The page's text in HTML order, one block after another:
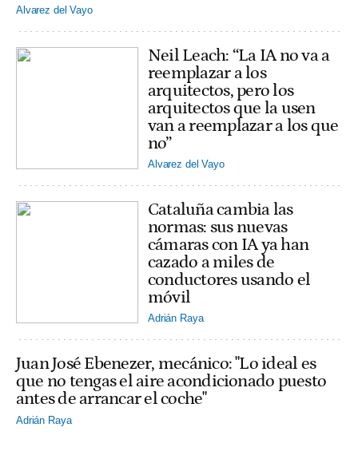
Alvarez del Vayo
Neil Leach: “La IA no va a
reemplazar a los
arquitectos, pero los
arquitectos que la usen
van a reemplazar a los que
no”
Alvarez del Vayo
Cataluña cambia las
normas: sus nuevas
cámaras con IA ya han
cazado a miles de
conductores usando el
móvil
Adrián Raya
Juan José Ebenezer, mecánico: "Lo ideal es
que no tengas el aire acondicionado puesto
antes de arrancar el coche"
Adrián Raya